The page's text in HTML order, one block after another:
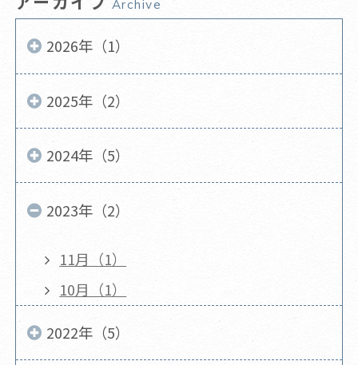
Archive
2026年（1）
2025年（2）
2024年（5）
2023年（2）
11月（1）
10月（1）
2022年（5）